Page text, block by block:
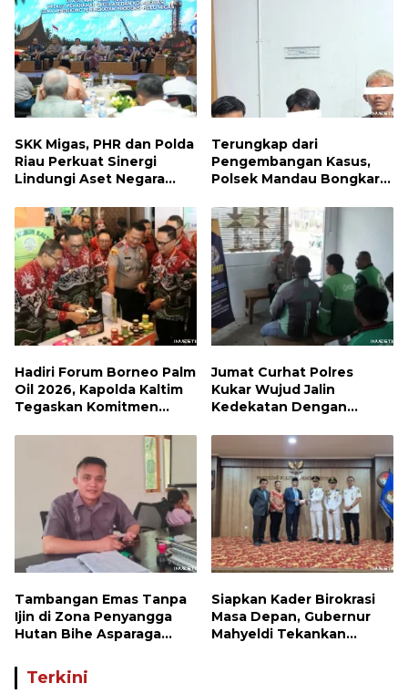
SKK Migas, PHR dan Polda
Riau Perkuat Sinergi
Lindungi Aset Negara
Energi Nasional
Terungkap dari
Pengembangan Kasus,
Polsek Mandau Bongkar
Ekstasi di Air Jamban,
Tiga Pelaku Diamankan
Hadiri Forum Borneo Palm
Oil 2026, Kapolda Kaltim
Tegaskan Komitmen
Jumat Curhat Polres
Kukar Wujud Jalin
Kedekatan Dengan
Tambangan Emas Tanpa
Ijin di Zona Penyangga
Hutan Bihe Asparaga
Keruh dan Wisata
Terancam
Siapkan Kader Birokrasi
Masa Depan, Gubernur
Mahyeldi Tekankan
Terkini